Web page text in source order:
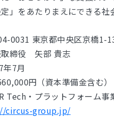
」をあたりまえにできる社
0031 東京都中央区京橋1-
取締役 矢部 貴志
年7月
円（資本準備金含む）
Tech・プラットフォーム事
circus-group.jp/